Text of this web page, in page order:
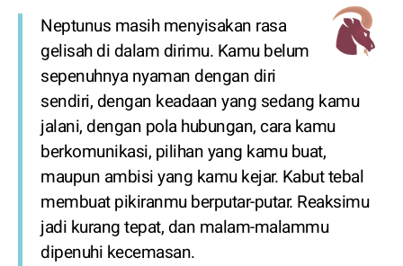
Neptunus masih menyisakan rasa
gelisah di dalam dirimu. Kamu belum
sepenuhnya nyaman dengan diri
sendiri, dengan keadaan yang sedang kamu
jalani, dengan pola hubungan, cara kamu
berkomunikasi, pilihan yang kamu buat,
maupun ambisi yang kamu kejar. Kabut tebal
membuat pikiranmu berputar-putar. Reaksimu
jadi kurang tepat, dan malam-malammu
dipenuhi kecemasan.